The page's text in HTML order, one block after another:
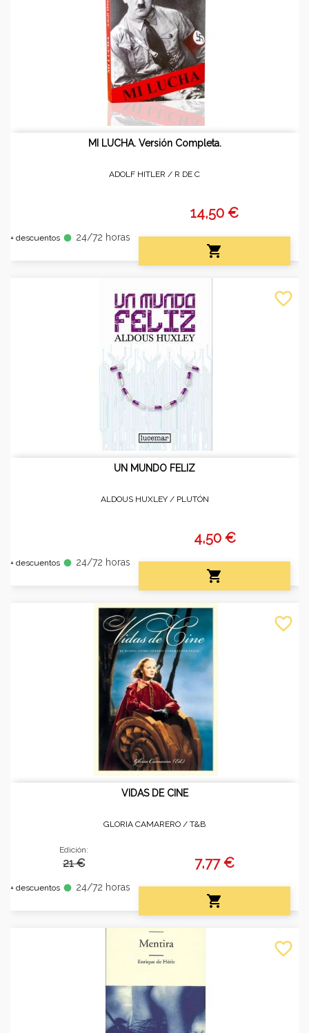
MI LUCHA. Versión Completa.
ADOLF HITLER / R DE C
+ descuentos fiber_manual_record 24/72 horas
14,50 €

UN MUNDO FELIZ
ALDOUS HUXLEY / PLUTÓN
+ descuentos fiber_manual_record 24/72 horas
4,50 €

favorite_border
VIDAS DE CINE
GLORIA CAMARERO / T&B
Edición:
21 €
+ descuentos fiber_manual_record 24/72 horas
7,77 €

favorite_border
favorite_border